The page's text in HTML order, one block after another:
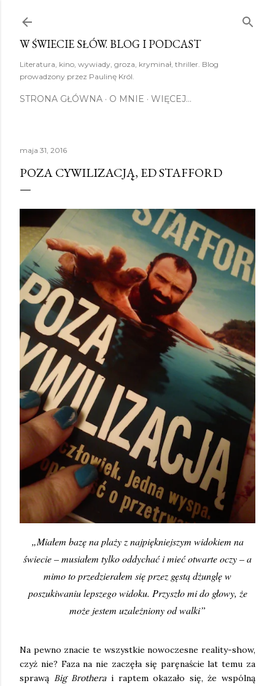
W ŚWIECIE SŁÓW. BLOG I PODCAST
Literatura, kino, wywiady, groza, kryminał, thriller. Blog
prowadzony przez Paulinę Król.
STRONA GŁÓWNA O MNIE WIĘCEJ…
maja 31, 2016
POZA CYWILIZACJĄ, ED STAFFORD
„Miałem bazę na plaży z najpiękniejszym widokiem na
świecie – musiałem tylko oddychać i mieć otwarte oczy – a
mimo to przedzierałem się przez gęstą dżunglę w
poszukiwaniu lepszego widoku. Przyszło mi do głowy, że
może jestem uzależniony od walki”
Na pewno znacie te wszystkie nowoczesne reality-show,
czyż nie? Faza na nie zaczęła się paręnaście lat temu za
sprawą Big Brotherai raptem okazało się, że wspólną